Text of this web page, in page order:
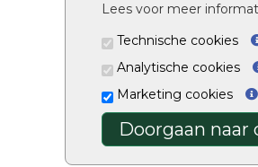
Lees voor meer
Technische cookies
Analytische cookies
Marketing cookies
Doorgaan naar
Onlinebestrating.nl